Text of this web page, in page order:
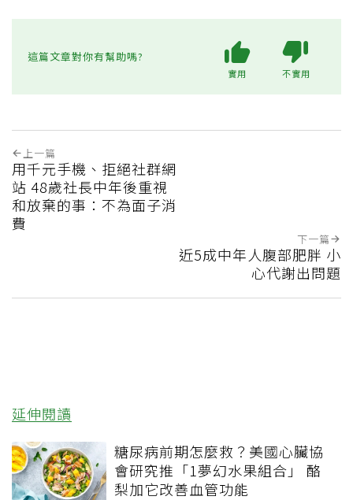
這篇文章對你有幫助嗎?
實用 不實用
上一篇
用千元手機、拒絕社群網
站 48歲社長中年後重視
和放棄的事：不為面子消
費
下一篇
近5成中年人腹部肥胖 小
心代謝出問題
延伸閱讀
糖尿病前期怎麼救？美國心臟協
會研究推「1夢幻水果組合」 酪
梨加它改善血管功能